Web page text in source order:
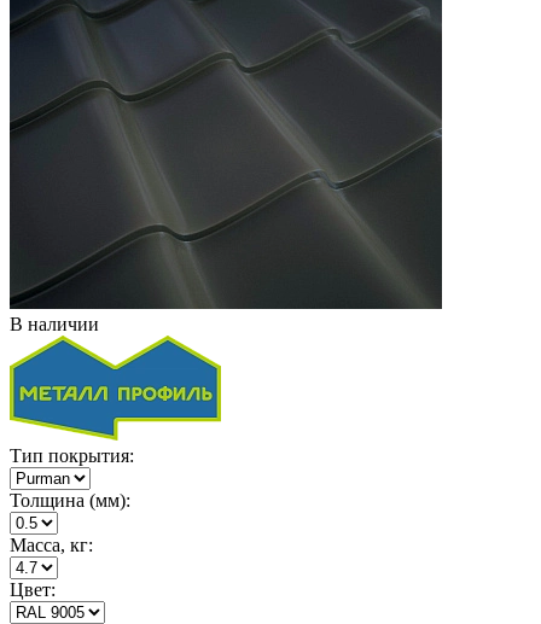
В наличии
Тип покрытия:
Толщина (мм):
Масса, кг:
Цвет: